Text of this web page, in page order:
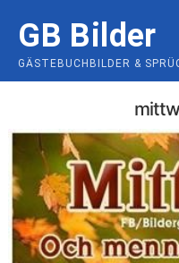
content
GB Bilder
GÄSTEBUCHBILDER &